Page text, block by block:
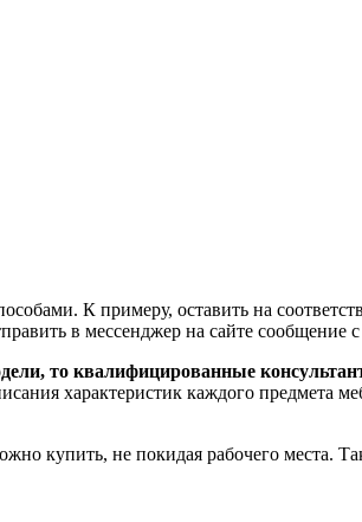
К примеру, оставить на
в мессенджер на сайте сообщение с
то квалифицированные
характеристик каждого предмета
купить, не покидая рабочего места.